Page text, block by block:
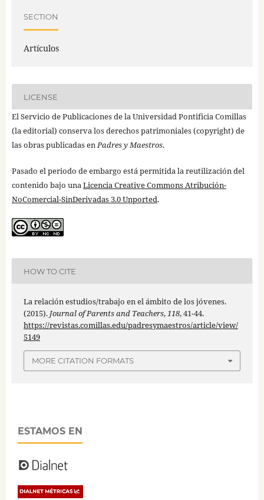
SECTION
Artículos
LICENSE
El Servicio de Publicaciones de la Universidad Pontificia Comillas
(la editorial) conserva los derechos patrimoniales (copyright) de
las obras publicadas enPadres y Maestros.
Pasado el periodo de embargo está permitida la reutilización del
contenido bajo unaLicencia Creative Commons Atribución-
NoComercial-SinDerivadas 3.0 Unported.
HOW TO CITE
La relación estudios/trabajo en el ámbito de los jóvenes.
(2015). Journal of Parents and Teachers,118, 41-44.
https://revistas.comillas.edu/padresymaestros/article/view/
5149
MORE CITATION FORMATS
ESTAMOS EN